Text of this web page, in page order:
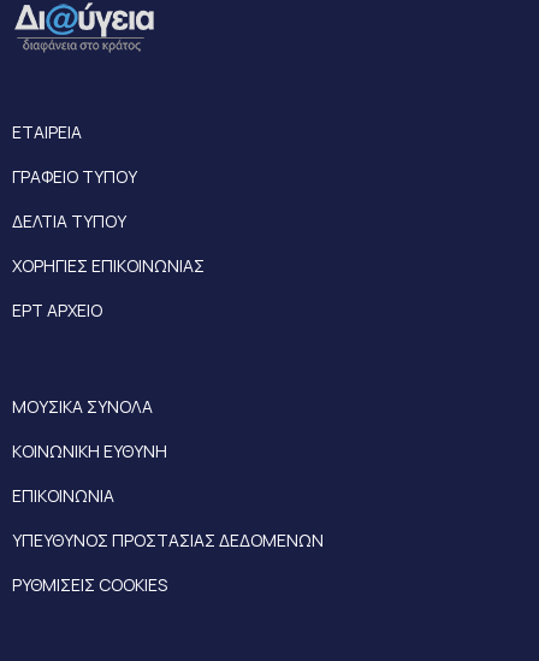
ΕΤΑΙΡΕΙΑ
ΓΡΑΦΕΙΟ ΤΥΠΟΥ
ΔΕΛΤΙΑ ΤΥΠΟΥ
ΧΟΡΗΓΙΕΣ ΕΠΙΚΟΙΝΩΝΙΑΣ
ΕΡΤ ΑΡΧΕΙΟ
ΜΟΥΣΙΚΑ ΣΥΝΟΛΑ
ΚΟΙΝΩΝΙΚΗ ΕΥΘΥΝΗ
ΕΠΙΚΟΙΝΩΝΙΑ
ΥΠΕΥΘΥΝΟΣ ΠΡΟΣΤΑΣΙΑΣ ΔΕΔΟΜΕΝΩΝ
ΡΥΘΜΙΣΕΙΣ COOKIES